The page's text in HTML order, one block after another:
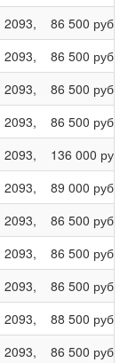
86 500 руб.
86 500 руб.
86 500 руб.
86 500 руб.
136 000 руб.
89 000 руб.
86 500 руб.
86 500 руб.
86 500 руб.
88 500 руб.
86 500 руб.